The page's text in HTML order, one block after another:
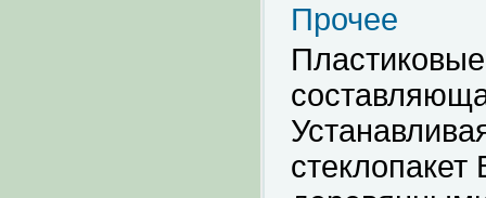
Прочее